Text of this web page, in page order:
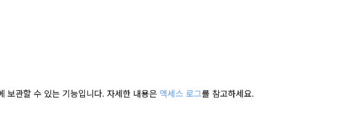
관할 수 있는 기능입니다. 자세한 내용은 액세스 로그를 참고하세요.